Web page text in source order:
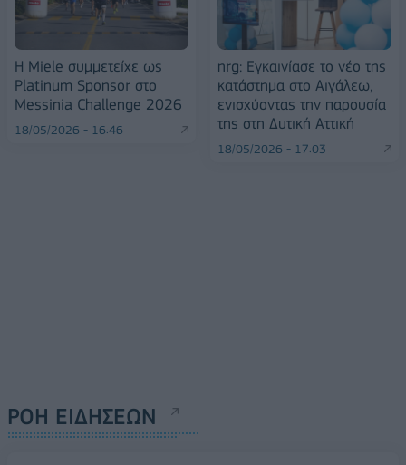
Η Miele συμμετείχε ως
Platinum Sponsor στο
Messinia Challenge 2026
18/05/2026 - 16:46
nrg: Εγκαινίασε το νέο της
κατάστημα στο Αιγάλεω,
ενισχύοντας την παρουσία
της στη Δυτική Αττική
18/05/2026 - 17:03
ΡΟΗ ΕΙΔΗΣΕΩΝ